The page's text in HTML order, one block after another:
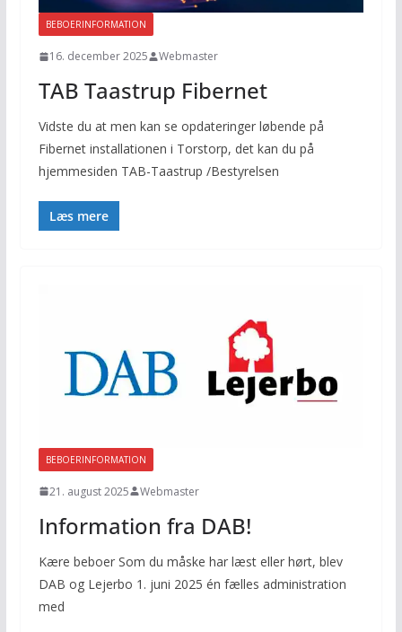
BEBOERINFORMATION
16. december 2025 Webmaster
TAB Taastrup Fibernet
Vidste du at men kan se opdateringer løbende på
Fibernet installationen i Torstorp, det kan du på
hjemmesiden TAB-Taastrup /Bestyrelsen
Læs mere
BEBOERINFORMATION
21. august 2025 Webmaster
Information fra DAB!
Kære beboer Som du måske har læst eller hørt, blev
DAB og Lejerbo 1. juni 2025 én fælles administration
med